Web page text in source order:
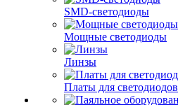
SMD-светодиоды
Мощные светодиоды
Линзы
Платы для светодиодов